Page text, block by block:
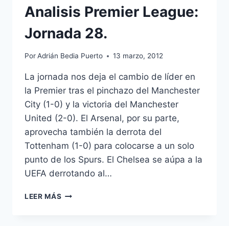
Analisis Premier League:
Jornada 28.
PorAdrián Bedia Puerto 13 marzo, 2012
La jornada nos deja el cambio de líder en
la Premier tras el pinchazo del Manchester
City (1-0) y la victoria del Manchester
United (2-0). El Arsenal, por su parte,
aprovecha también la derrota del
Tottenham (1-0) para colocarse a un solo
punto de los Spurs. El Chelsea se aúpa a la
UEFA derrotando al…
LEER MÁS ANALISIS